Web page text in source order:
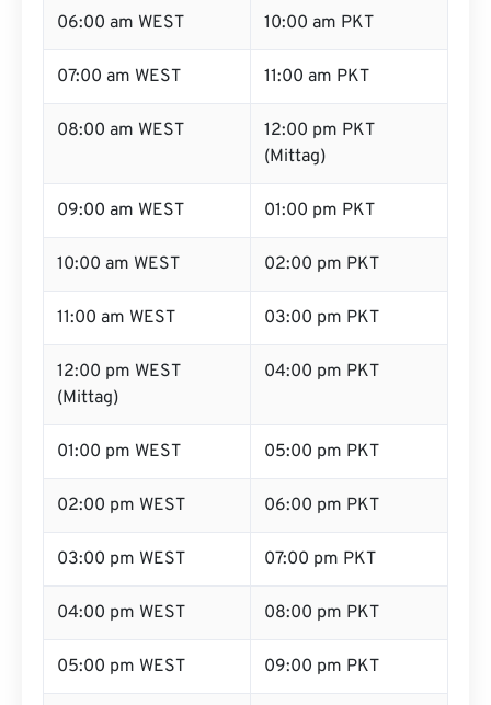
06:00 am WEST 10:00 am PKT
07:00 am WEST 11:00 am PKT
08:00 am WEST
12:00 pm PKT
(Mittag)
09:00 am WEST 01:00 pm PKT
10:00 am WEST 02:00 pm PKT
11:00 am WEST 03:00 pm PKT
12:00 pm WEST
(Mittag)
04:00 pm PKT
01:00 pm WEST 05:00 pm PKT
02:00 pm WEST 06:00 pm PKT
03:00 pm WEST 07:00 pm PKT
04:00 pm WEST 08:00 pm PKT
05:00 pm WEST 09:00 pm PKT